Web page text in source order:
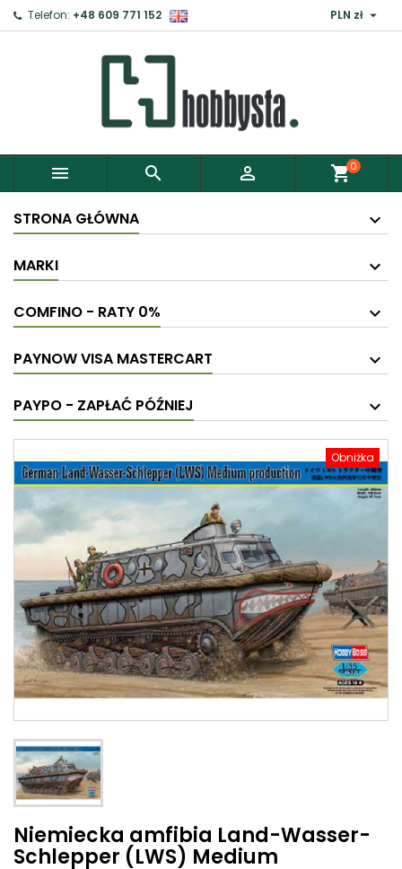
Telefon: +48 609 771 152 PLN zł 
   shopping_cart0
STRONA GŁÓWNA
MARKI
COMFINO - RATY 0%
PAYNOW VISA MASTERCART
PAYPO - ZAPŁAĆ PÓŹNIEJ
Obniżka
Niemiecka amfibia Land-Wasser-
Schlepper (LWS) Medium